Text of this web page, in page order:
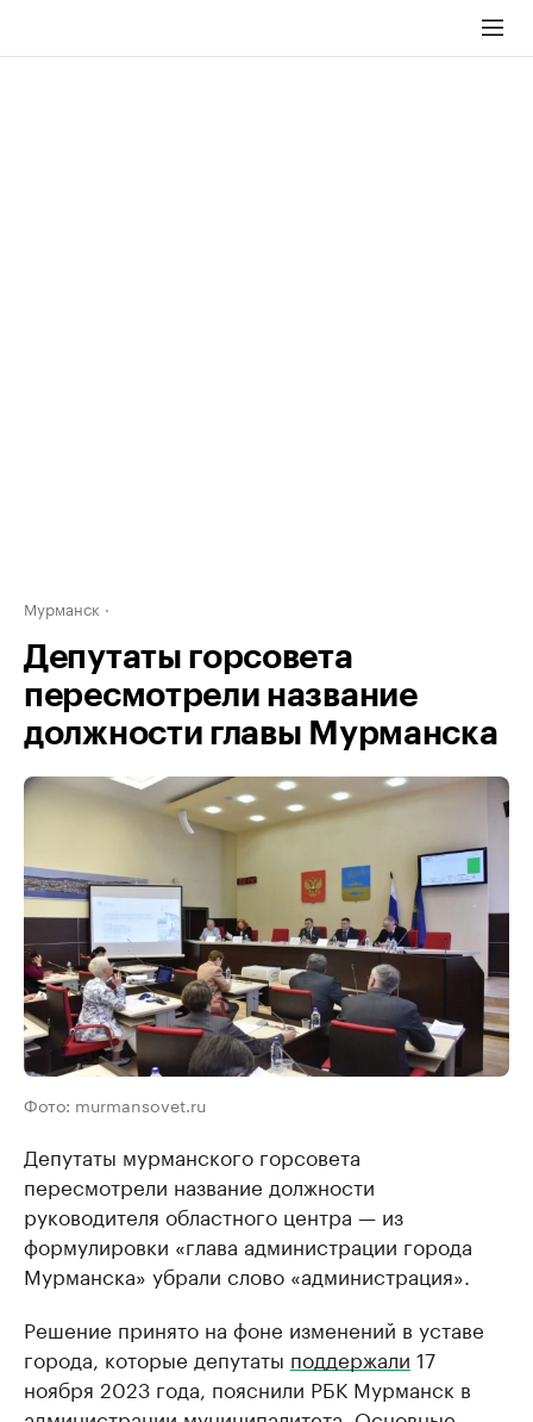
Мурманск
Депутаты горсовета
пересмотрели название
должности главы Мурманска
Фото: murmansovet.ru
Депутаты мурманского горсовета
пересмотрели название должности
руководителя областного центра — из
формулировки «глава администрации города
Мурманска» убрали слово «администрация».
Решение принято на фоне изменений в уставе
города, которые депутаты поддержали 17
ноября 2023 года, пояснили РБК Мурманск в